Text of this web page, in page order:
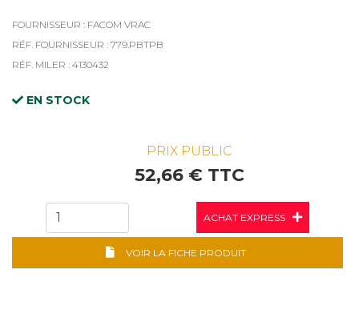
FOURNISSEUR : FACOM VRAC
RÉF. FOURNISSEUR : 779.PBTPB
RÉF. MILER : 4130432
EN STOCK
PRIX PUBLIC
52,66 € TTC
ACHAT EXPRESS
VOIR LA FICHE PRODUIT